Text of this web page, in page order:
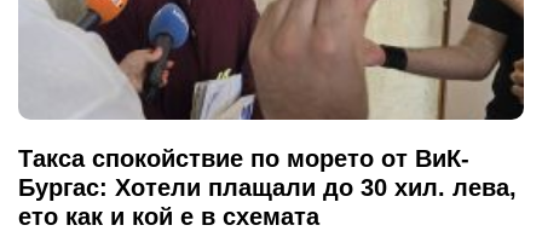
Такса спокойствие по морето от ВиК-
Бургас: Хотели плащали до 30 хил. лева,
ето как и кой е в схемата